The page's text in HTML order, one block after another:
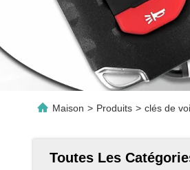
Maison > Produits > clés de
Toutes Les